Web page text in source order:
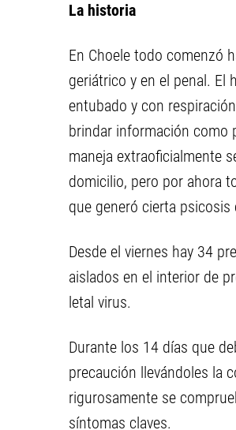
La historia
En Choele todo comenzó
geriátrico y en el penal. El
entubado y con
brindar información como
maneja extraoficialmente
domicilio, pero por ahora
que generó cierta
Desde el viernes hay 34
aislados en el interior de
letal virus.
Durante los 14 días que
precaución llevándoles la
rigurosamente se
síntomas claves.